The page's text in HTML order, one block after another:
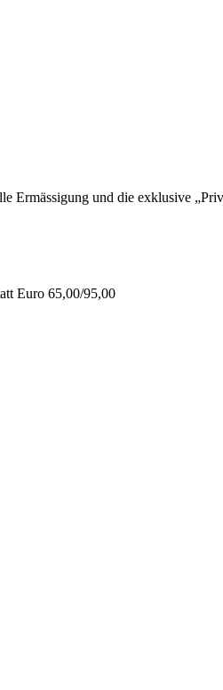
Ermässigung und die exklusive
Euro 65,00/95,00